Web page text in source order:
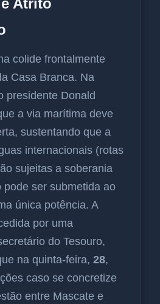
colide frontalmente
Casa Branca. Na
presidente Donald
a via marítima deve
sustentando que a
internacionais (rotas
sujeitas a soberania
pode ser submetida ao
única potência. A
por uma
do Tesouro,
na quinta-feira, 28,
caso se concretize
entre Mascate e